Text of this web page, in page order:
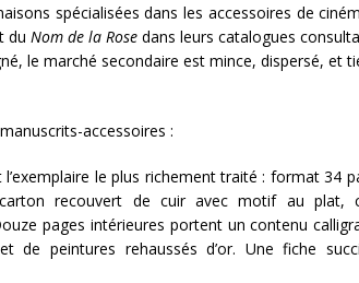
spécialisées dans les accessoires de
duNom de la Rose dans leurs catalogues
le marché secondaire est mince, dispersé, et
accessoires :
le plus richement traité : format 34
recouvert de cuir avec motif au plat,
pages intérieures portent un contenu
peintures rehaussés d’or. Une fiche